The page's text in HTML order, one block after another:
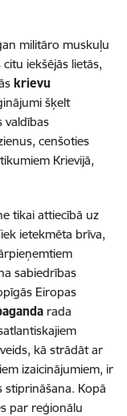
militāro muskuļu
iekšējās lietās,
krievu
šķelt
valdības
cenšoties
Krievijā,
tikai attiecībā uz
ietekmēta brīva,
sabiedrības
Eiropas
rada
kā strādāt ar
izaicinājumiem, ir
stiprināšana. Kopā
par reģionālu